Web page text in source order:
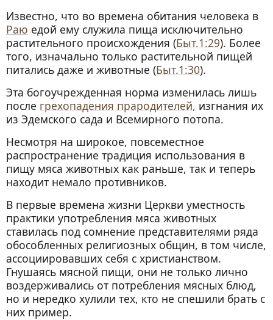
Известно, что во времена обитания человека в
Раю едой ему служила пища исключительно
растительного происхождения (Быт.1:29). Более
того, изначально только растительной пищей
питались даже и животные (Быт.1:30).
Эта богоучрежденная норма изменилась лишь
после грехопадения прародителей, изгнания их
из Эдемского сада и Всемирного потопа.
Несмотря на широкое, повсеместное
распространение традиция использования в
пищу мяса животных как раньше, так и теперь
находит немало противников.
В первые времена жизни Церкви уместность
практики употребления мяса животных
ставилась под сомнение представителями ряда
обособленных религиозных общин, в том числе,
ассоциировавших себя с христианством.
Гнушаясь мясной пищи, они не только лично
воздерживались от потребления мясных блюд,
но и нередко хулили тех, кто не спешили брать с
них пример.